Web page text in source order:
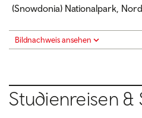
(Snowdonia) Nationalpark,
Bildnachweis ansehen
Studienreisen &